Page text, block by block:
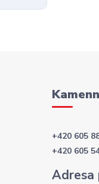
+420 605
+420 605
Adresa